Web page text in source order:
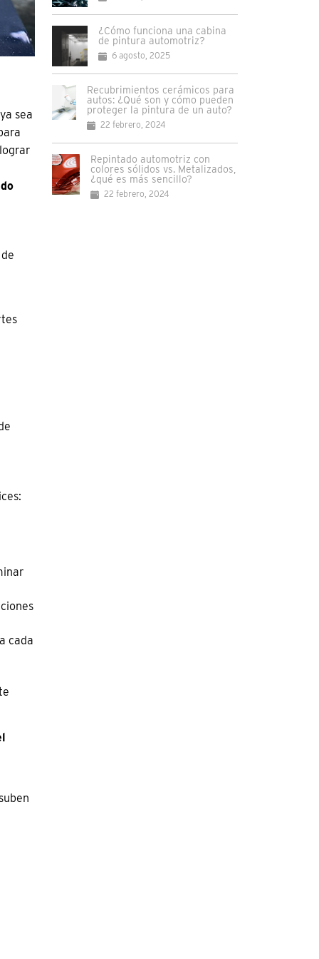
sea
cada
¿Cómo funciona una cabina
de pintura automotriz?
6 agosto, 2025
Recubrimientos cerámicos para
autos: ¿Qué son y cómo pueden
proteger la pintura de un auto?
22 febrero, 2024
Repintado automotriz con
colores sólidos vs. Metalizados,
¿qué es más sencillo?
22 febrero, 2024